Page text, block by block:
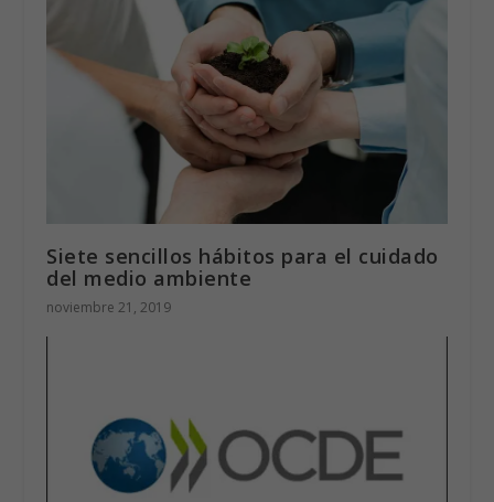
Siete sencillos hábitos para el cuidado
del medio ambiente
noviembre 21, 2019